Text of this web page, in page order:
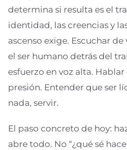
determina si resulta es el
identidad, las creencias y
ascenso exige. Escuchar
el ser humano detrás del
esfuerzo en voz alta.
presión. Entender que ser
nada, servir.
El paso concreto de hoy:
abre todo. No “¿qué sé